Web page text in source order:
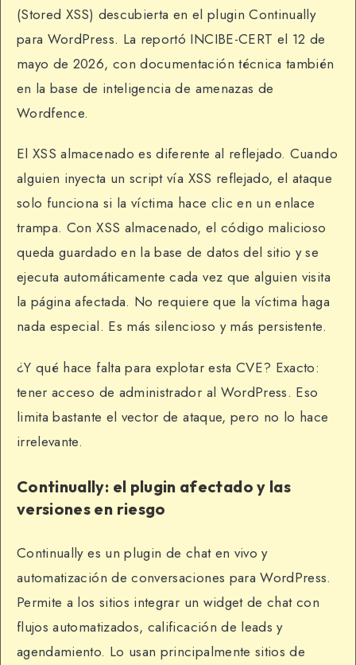
(Stored XSS) descubierta en el plugin Continually
para WordPress. La reportó INCIBE-CERT el 12 de
mayo de 2026, con documentación técnica también
en la base de inteligencia de amenazas de
Wordfence.
El XSS almacenado es diferente al reflejado. Cuando
alguien inyecta un script vía XSS reflejado, el ataque
solo funciona si la víctima hace clic en un enlace
trampa. Con XSS almacenado, el código malicioso
queda guardado en la base de datos del sitio y se
ejecuta automáticamente cada vez que alguien visita
la página afectada. No requiere que la víctima haga
nada especial. Es más silencioso y más persistente.
¿Y qué hace falta para explotar esta CVE? Exacto:
tener acceso de administrador al WordPress. Eso
limita bastante el vector de ataque, pero no lo hace
irrelevante.
Continually: el plugin afectado y las
versiones en riesgo
Continually es un plugin de chat en vivo y
automatización de conversaciones para WordPress.
Permite a los sitios integrar un widget de chat con
flujos automatizados, calificación de leads y
agendamiento. Lo usan principalmente sitios de